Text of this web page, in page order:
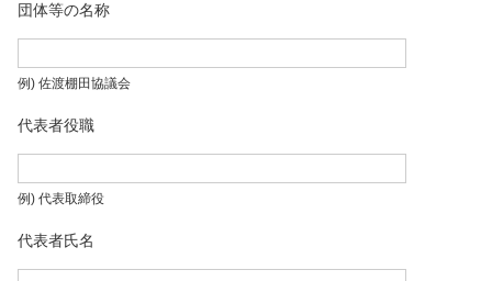
団体等の名称
例) 佐渡棚田協議会
代表者役職
例) 代表取締役
代表者氏名